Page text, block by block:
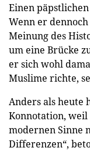
Einen
Wenn er
Meinung des
um eine Brücke
er sich wohl
Muslime richte,
Anders als heute
Konnotation, weil
modernen Sinne
Differenzen“,